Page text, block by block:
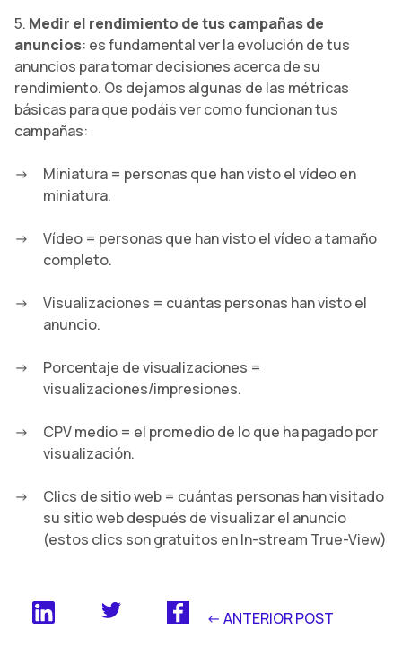
5. Medir el rendimiento de tus campañas de
anuncios: es fundamental ver la evolución de tus
anuncios para tomar decisiones acerca de su
rendimiento. Os dejamos algunas de las métricas
básicas para que podáis ver como funcionan tus
campañas:
Miniatura = personas que han visto el vídeo en
miniatura.
Vídeo = personas que han visto el vídeo a tamaño
completo.
Visualizaciones = cuántas personas han visto el
anuncio.
Porcentaje de visualizaciones =
visualizaciones/impresiones.
CPV medio = el promedio de lo que ha pagado por
visualización.
Clics de sitio web = cuántas personas han visitado
su sitio web después de visualizar el anuncio
(estos clics son gratuitos en In-stream True-View)
<- ANTERIOR POST